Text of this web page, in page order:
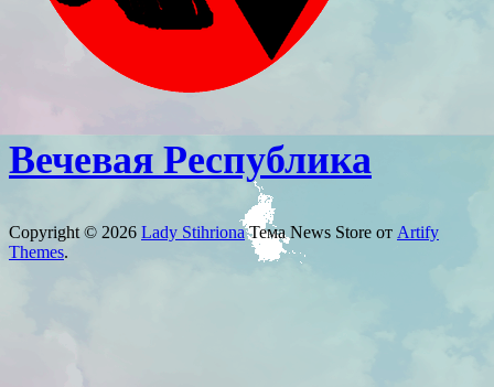
Вечевая Республика
Copyright © 2026 Lady StihrionaТема News Store от Artify
Themes.